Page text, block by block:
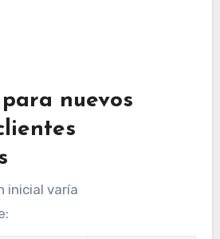
nuevos
inicial varía